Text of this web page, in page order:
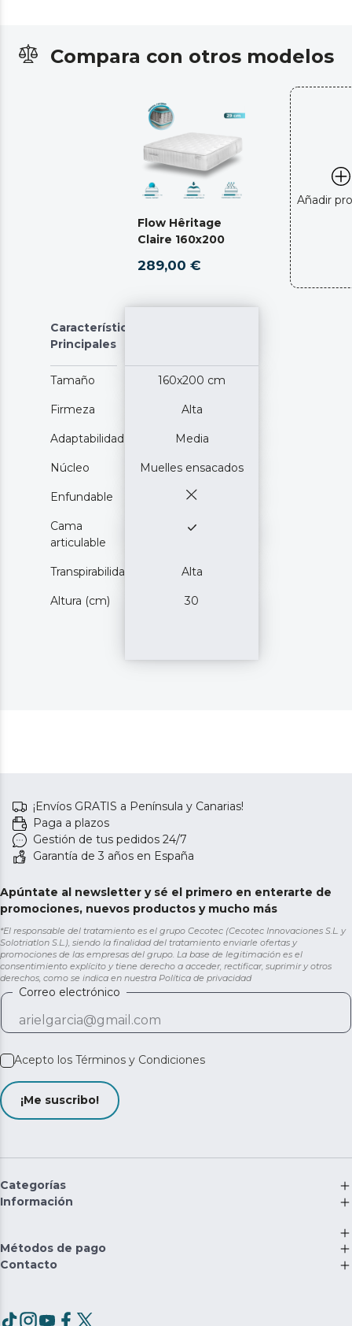
Compara con otros modelos
Flow Hêritage
Claire 160x200
289,00 €
Añadir
Características
Principales
Tamaño 160x200 cm
Firmeza Alta
Adaptabilidad Media
Núcleo Muelles ensacados
Enfundable
Cama
articulable
Transpirabilidad Alta
Altura (cm) 30
¡Envíos GRATIS a Península y Canarias!
Paga a plazos
Gestión de tus pedidos 24/7
Garantía de 3 años en España
Apúntate al newsletter y sé el primero en enterarte de
promociones, nuevos productos y mucho más
*El responsable del tratamiento es el grupo Cecotec (Cecotec Innovaciones S.L. y
Solotriatlon S.L.), siendo la finalidad del tratamiento enviarle ofertas y
promociones de las empresas del grupo. La base de legitimación es el
consentimiento explícito y tiene derecho a acceder, rectificar, suprimir y otros
derechos, como se indica en nuestra Política de privacidad
Correo electrónico
Acepto los Términos y Condiciones
¡Me suscribo!
Categorías
Información
Métodos de pago
Contacto